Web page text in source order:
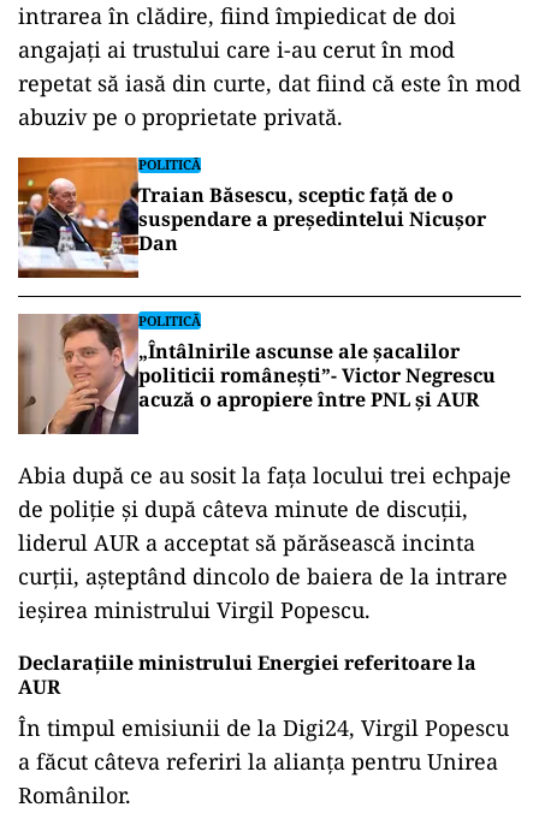
intrarea în clădire, fiind împiedicat de doi
angajați ai trustului care i-au cerut în mod
repetat să iasă din curte, dat fiind că este în mod
abuziv pe o proprietate privată.
POLITICĂ
Traian Băsescu, sceptic față de o
suspendare a președintelui Nicușor
Dan
POLITICĂ
„Întâlnirile ascunse ale șacalilor
politicii românești”- Victor Negrescu
acuză o apropiere între PNL și AUR
Abia după ce au sosit la fața locului trei echpaje
de poliție și după câteva minute de discuții,
liderul AUR a acceptat să părăsească incinta
curții, așteptând dincolo de baiera de la intrare
ieșirea ministrului Virgil Popescu.
Declarațiile ministrului Energiei referitoare la
AUR
În timpul emisiunii de la Digi24, Virgil Popescu
a făcut câteva referiri la alianța pentru Unirea
Românilor.